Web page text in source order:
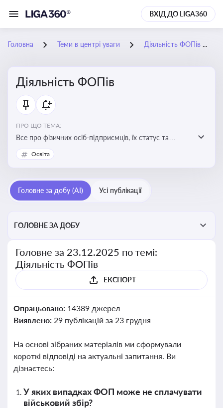
ВХІД ДО LIGA360
Головна Теми в центрі уваги Діяльність ФОПів
Діяльність ФОПів
ПРО ЩО ТЕМА:
Все про фізичних осіб-підприємців, їх статус та
діяльність. Зміни в законодавстві, що стосуються
роботи ФОПів
Освіта
Головне за добу (AI) Усі публікації
ГОЛОВНЕ ЗА ДОБУ
Головне за 23.12.2025 по темі:
Діяльність ФОПів
ЕКСПОРТ
Опрацьовано: 14389 джерел
Виявлено: 29 публікацій за 23 грудня
На основі зібраних матеріалів ми сформували
короткі відповіді на актуальні запитання. Ви
дізнаєтесь:
У яких випадках ФОП може не сплачувати
військовий збір?